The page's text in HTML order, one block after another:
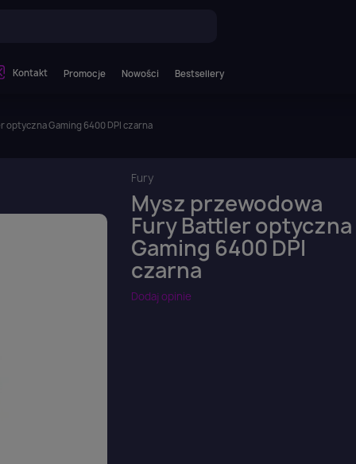
Kontakt Promocje Nowości Bestsellery
optyczna Gaming 6400 DPI czarna
Fury
Mysz przewodowa
Fury Battler optyczna
Gaming 6400 DPI
czarna
Dodaj opinie